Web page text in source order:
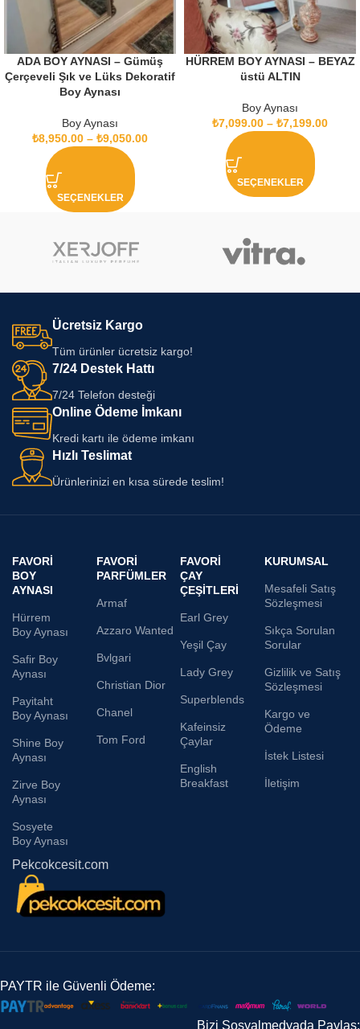
ADA BOY AYNASI – Gümüş
Çerçeveli Şık ve Lüks Dekoratif
Boy Aynası
Boy Aynası
₺8,950.00 – ₺9,050.00
SEÇENEKLER
HÜRREM BOY AYNASI – BEYAZ
üstü ALTIN
Boy Aynası
₺7,099.00 – ₺7,199.00
SEÇENEKLER
Ücretsiz Kargo
Tüm ürünler ücretsiz kargo!
7/24 Destek Hattı
7/24 Telefon desteği
Online Ödeme İmkanı
Kredi kartı ile ödeme imkanı
Hızlı Teslimat
Ürünlerinizi en kısa sürede teslim!
FAVORI
BOY
AYNASI
Hürrem
Boy Aynası
Safir Boy
Aynası
Payitaht
Boy Aynası
Shine Boy
Aynası
Zirve Boy
Aynası
Sosyete
Boy Aynası
FAVORI
PARFÜMLER
Armaf
Azzaro Wanted
Bvlgari
Christian Dior
Chanel
Tom Ford
FAVORI
ÇAY
ÇEŞITLERI
Earl Grey
Yeşil Çay
Lady Grey
Superblends
Kafeinsiz
Çaylar
English
Breakfast
KURUMSAL
Mesafeli Satış
Sözleşmesi
Sıkça Sorulan
Sorular
Gizlilik ve Satış
Sözleşmesi
Kargo ve
Ödeme
İstek Listesi
İletişim
Pekcokcesit.com
PAYTR ile Güvenli Ödeme:
Bizi Sosyalmedyada Paylaş: